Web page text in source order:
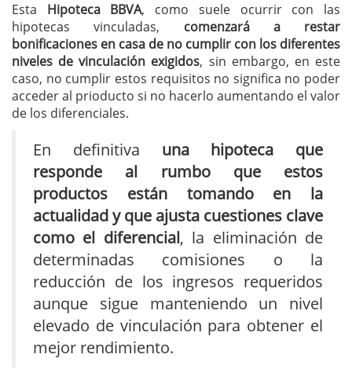
Esta Hipoteca BBVA, como suele ocurrir con las
hipotecas vinculadas, comenzará a restar
bonificaciones en casa de no cumplir con los diferentes
niveles de vinculación exigidos, sin embargo, en este
caso, no cumplir estos requisitos no significa no poder
acceder al prioducto si no hacerlo aumentando el valor
de los diferenciales.
En definitiva una hipoteca que
responde al rumbo que estos
productos están tomando en la
actualidad y que ajusta cuestiones clave
como el diferencial, la eliminación de
determinadas comisiones o la
reducción de los ingresos requeridos
aunque sigue manteniendo un nivel
elevado de vinculación para obtener el
mejor rendimiento.